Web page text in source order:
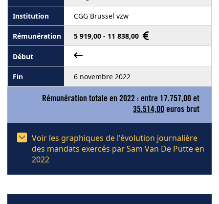
CGG Brussel vzw
5 919,00 - 11 838,00
6 novembre 2022
Rémunération totale en 2022 : entre 17.757,00 et
35.514,00 euros brut
Voir les graphiques de l'évolution journalière
des mandats exercés par Sam Van De Putte en
2022